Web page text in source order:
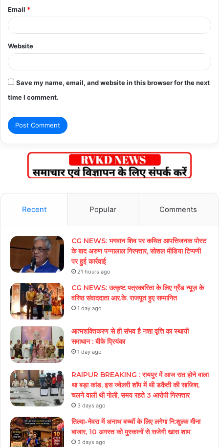
Email *
Website
Save my name, email, and website in this browser for the next
time I comment.
Recent Popular Comments
CG NEWS: भगवान शिव पर कथित आपत्तिजनक पोस्ट
के बाद अरुण पन्नालाल गिरफ्तार, सोशल मीडिया टिप्पणी
पर हुई कार्रवाई
21 hours ago
CG NEWS: उत्कृष्ट पत्रकारिता के लिए ग्रैंड न्यूज़ के
वरिष्ठ संवाददाता आर.के. राजपूत हुए सम्मानित
1 day ago
आत्मशक्तिकरण से ही संभव है नशा वृत्ति का स्थायी
समाधान : बीके प्रियंका
1 day ago
RAIPUR BREAKING : रायपुर में आज रात होने वाला
था बड़ा कांड, इस ज्वेलरी शॉप में थी डकैती की साजिश,
चलने वाली थी गोली, समय रहते 3 आरोपी गिरफ्तार
3 days ago
तिल्दा-नेवरा में अनाथ बच्चों के लिए लगेगा नि:शुल्क मीना
बाजार, 10 अगस्त को मुस्कानों से सजेगी खास शाम
3 days ago